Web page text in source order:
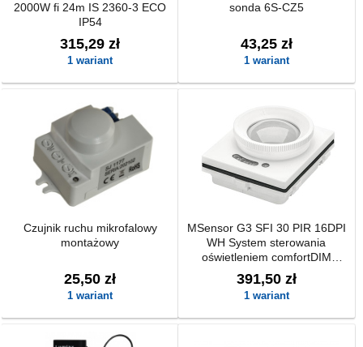
2000W fi 24m IS 2360‑3 ECO
IP54
315,29 zł
1 wariant
sonda 6S-CZ5
43,25 zł
1 wariant
Czujnik ruchu mikrofalowy
montażowy
25,50 zł
1 wariant
MSensor G3 SFI 30 PIR 16DPI
WH System sterowania
oświetleniem comfortDIM
TRIDONIC
391,50 zł
1 wariant